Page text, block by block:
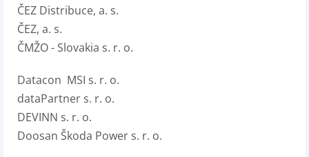
ČEZ Distribuce, a. s.
ČEZ, a. s.
ČMŽO - Slovakia s. r. o.
Datacon MSI s. r. o.
dataPartner s. r. o.
DEVINN s. r. o.
Doosan Škoda Power s. r. o.